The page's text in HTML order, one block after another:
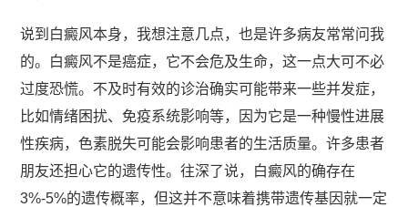
说到白癜风本身，我想注意几点，也是许多病友常常问我
的。白癜风不是癌症，它不会危及生命，这一点大可不必
过度恐慌。不及时有效的诊治确实可能带来一些并发症，
比如情绪困扰、免疫系统影响等，因为它是一种慢性进展
性疾病，色素脱失可能会影响患者的生活质量。许多患者
朋友还担心它的遗传性。往深了说，白癜风的确存在
3%-5%的遗传概率，但这并不意味着携带遗传基因就一定